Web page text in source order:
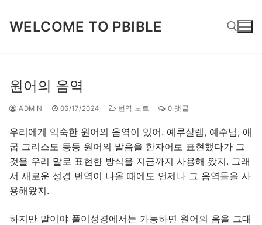
WELCOME TO PBIBLE
원어의 음역
ADMIN 06/17/2024 번역 노트 0 댓글
우리에게 익숙한 원어의 음역이 있어. 예루살렘, 예수님, 애
굽 그리스도 등등 원어의 발음을 한자어로 표현했다가 그
것을 우리 말로 표현한 방식을 지금까지 사용해 왔지. 그래
서 새로운 성경 번역이 나올 때에도 언제나 그 음역들을 사
용해왔지.
하지만 말이야 풀이성경에서는 가능하면 원어의 음을 그대